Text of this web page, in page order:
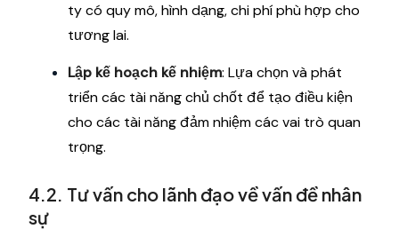
ty có quy mô, hình dạng, chi phí phù hợp cho
tương lai.
Lập kế hoạch kế nhiệm: Lựa chọn và phát
triển các tài năng chủ chốt để tạo điều kiện
cho các tài năng đảm nhiệm các vai trò quan
trọng.
4.2. Tư vấn cho lãnh đạo về vấn đề nhân
sự